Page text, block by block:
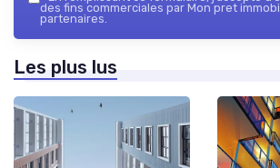
des fins commerciales par Mon pret
partenaires.
Les plus lus